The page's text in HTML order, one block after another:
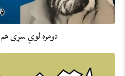
دومره لوې سړی